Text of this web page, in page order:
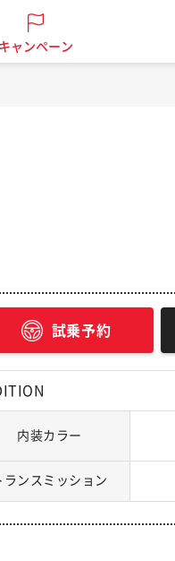
キャンペーン
内装カラー
ランスミッション
試乗予約